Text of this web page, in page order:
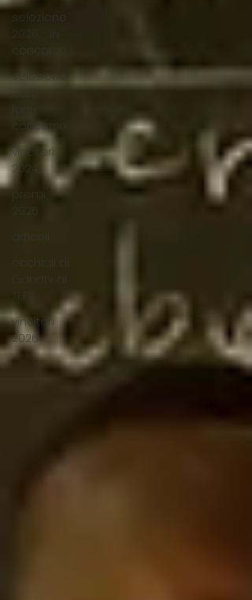
selezione
2026 - in
concorso
selezione
2026 -
fuori
concorso
vincitori
2024
premi
2026
articoli
occhiali di
Gandhi al
TFF
vincitori
2026